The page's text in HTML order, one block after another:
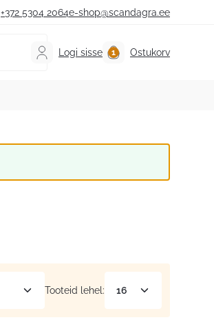
+372 5304 2064e-shop@scandagra.ee
Logi sisse Ostukorv
Tooteid lehel: